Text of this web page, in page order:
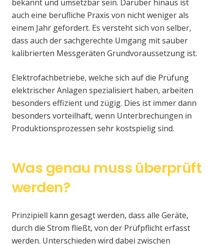
bekannt und umsetzbar sein. Darüber hinaus ist
auch eine berufliche Praxis von nicht weniger als
einem Jahr gefordert. Es versteht sich von selber,
dass auch der sachgerechte Umgang mit sauber
kalibrierten Messgeräten Grundvoraussetzung ist.
Elektrofachbetriebe, welche sich auf die Prüfung
elektrischer Anlagen spezialisiert haben, arbeiten
besonders effizient und zügig. Dies ist immer dann
besonders vorteilhaft, wenn Unterbrechungen in
Produktionsprozessen sehr kostspielig sind.
Was genau muss überprüft
werden?
Prinzipiell kann gesagt werden, dass alle Geräte,
durch die Strom fließt, von der Prüfpflicht erfasst
werden. Unterschieden wird dabei zwischen